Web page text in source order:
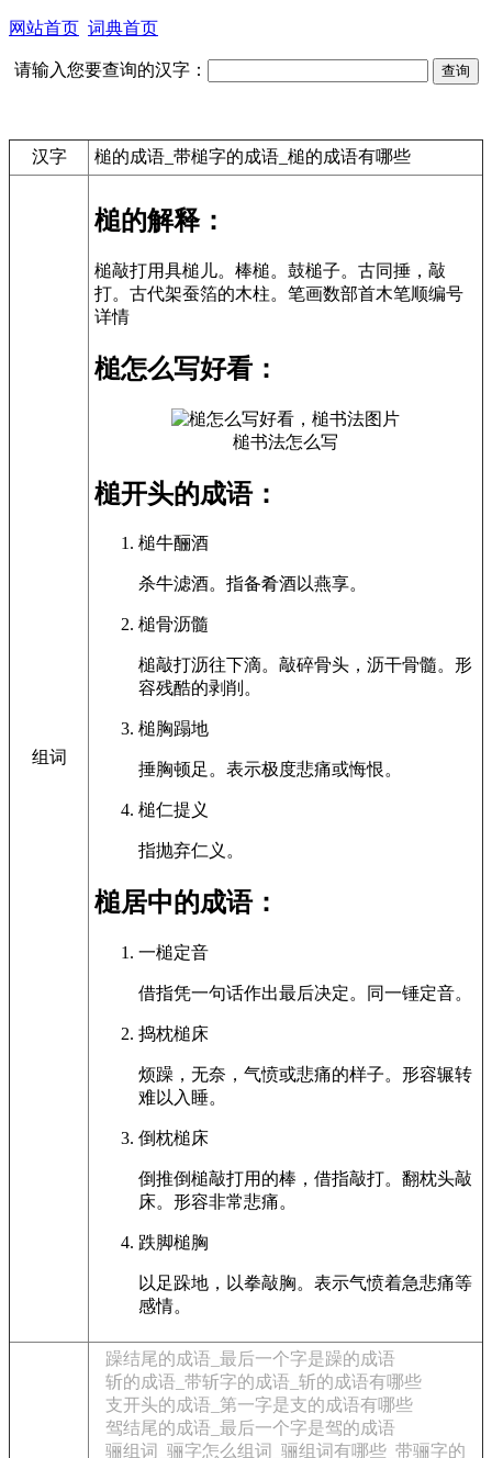
网站首页 词典首页
请输入您要查询的汉字：
汉字 槌的成语_带槌字的成语_槌的成语有哪些
组词
槌的解释：
槌敲打用具槌儿。棒槌。鼓槌子。古同捶，敲
打。古代架蚕箔的木柱。笔画数部首木笔顺编号
详情
槌怎么写好看：
槌书法怎么写
槌开头的成语：
槌牛酾酒
杀牛滤酒。指备肴酒以燕享。
槌骨沥髓
槌敲打沥往下滴。敲碎骨头，沥干骨髓。形
容残酷的剥削。
槌胸蹋地
捶胸顿足。表示极度悲痛或悔恨。
槌仁提义
指抛弃仁义。
槌居中的成语：
一槌定音
借指凭一句话作出最后决定。同一锤定音。
捣枕槌床
烦躁，无奈，气愤或悲痛的样子。形容辗转
难以入睡。
倒枕槌床
倒推倒槌敲打用的棒，借指敲打。翻枕头敲
床。形容非常悲痛。
跌脚槌胸
以足跺地，以拳敲胸。表示气愤着急悲痛等
感情。
躁结尾的成语_最后一个字是躁的成语
斩的成语_带斩字的成语_斩的成语有哪些
支开头的成语_第一字是支的成语有哪些
驾结尾的成语_最后一个字是驾的成语
骊组词_骊字怎么组词_骊组词有哪些_带骊字的